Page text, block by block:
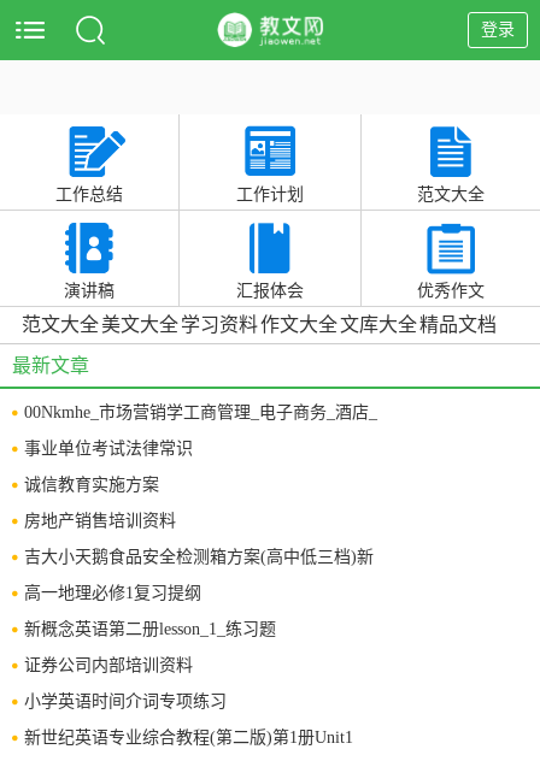
登录
工作总结 工作计划 范文大全
演讲稿 汇报体会 优秀作文
范文大全美文大全学习资料作文大全文库大全精品文档
最新文章
00Nkmhe_市场营销学工商管理_电子商务_酒店_
事业单位考试法律常识
诚信教育实施方案
房地产销售培训资料
吉大小天鹅食品安全检测箱方案(高中低三档)新
高一地理必修1复习提纲
新概念英语第二册lesson_1_练习题
证券公司内部培训资料
小学英语时间介词专项练习
新世纪英语专业综合教程(第二版)第1册Unit1